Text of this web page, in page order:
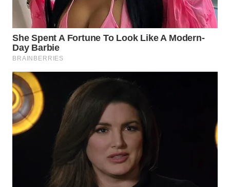
BOROBUDUR
MADURA
WN
SURABAYA
WN
NATUNA